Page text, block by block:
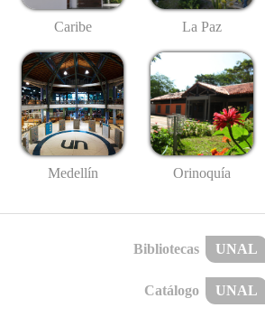
Caribe La Paz
Medellín Orinoquía
Bibliotecas UNAL
Catálogo UNAL